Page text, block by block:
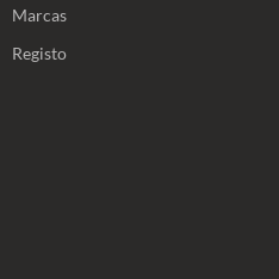
Marcas
Registo